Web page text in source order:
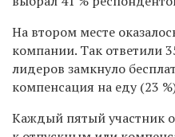
На втором месте
компании. Так ответили
лидеров замкнуло
компенсация на еду (23
Каждый пятый участник